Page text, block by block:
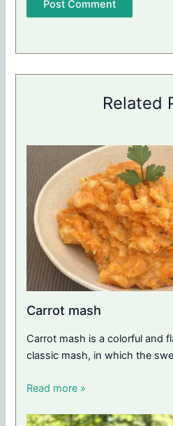
Related
Carrot mash
Carrot mash is a colorful and
classic mash, in which the
Read more »